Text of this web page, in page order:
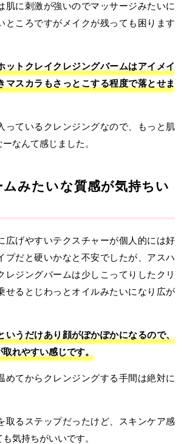
肌に刺激が強いのでマッサージみたいに
ところですがメイクが残っても困ります
ットクレイクレジングバームはアイメイ
マスカラもさっとこする程度で落とせま
っているクレンジングなので、もっと肌
なんて感じました。
みたいな質感が気持ちい
広げやすいテクスチャーが個人的には好
プだと硬いかなと不安でしたが、アスハ
レジングバームは少しこってりしたクリ
せるとじわっとオイルみたいになり広が
いうだけあり顔がぽかぽかになるので、
れやすい感じです。
めてからクレンジングする手間は絶対に
取るステップだったけど、スキンケア感
気持ちがいいです。